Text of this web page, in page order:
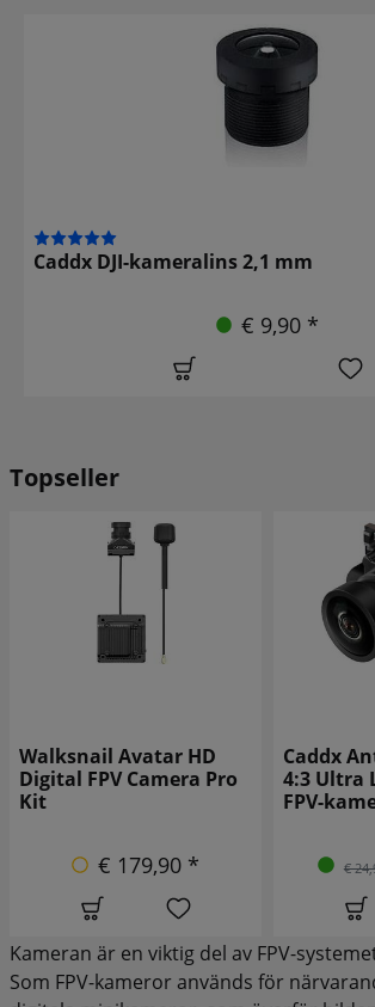
Caddx DJI-kameralins 2,1 mm
€ 9,90 *
Topseller
NEDSATT!
Caddx Ant 1200TVL WDR
4:3 Ultra Light Nano
FPV-kamera svart
€ 24,90 € 19,90 *
Caddx
16:9
FPV-
€
Kameran är en viktig del av FPV-
Som FPV-kameror används för